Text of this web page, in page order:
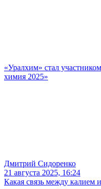
«Уралхим» стал
химия 2025»
Дмитрий Сидоренко
21 августа 2025, 16:24
Какая связь между калием